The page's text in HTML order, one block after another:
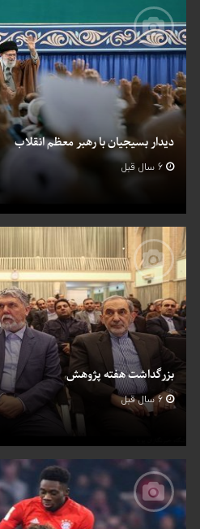
دیدار بسیجیان با رهبر معظم انقلاب
6 سال قبل
بزرگداشت هفته پژوهش
6 سال قبل